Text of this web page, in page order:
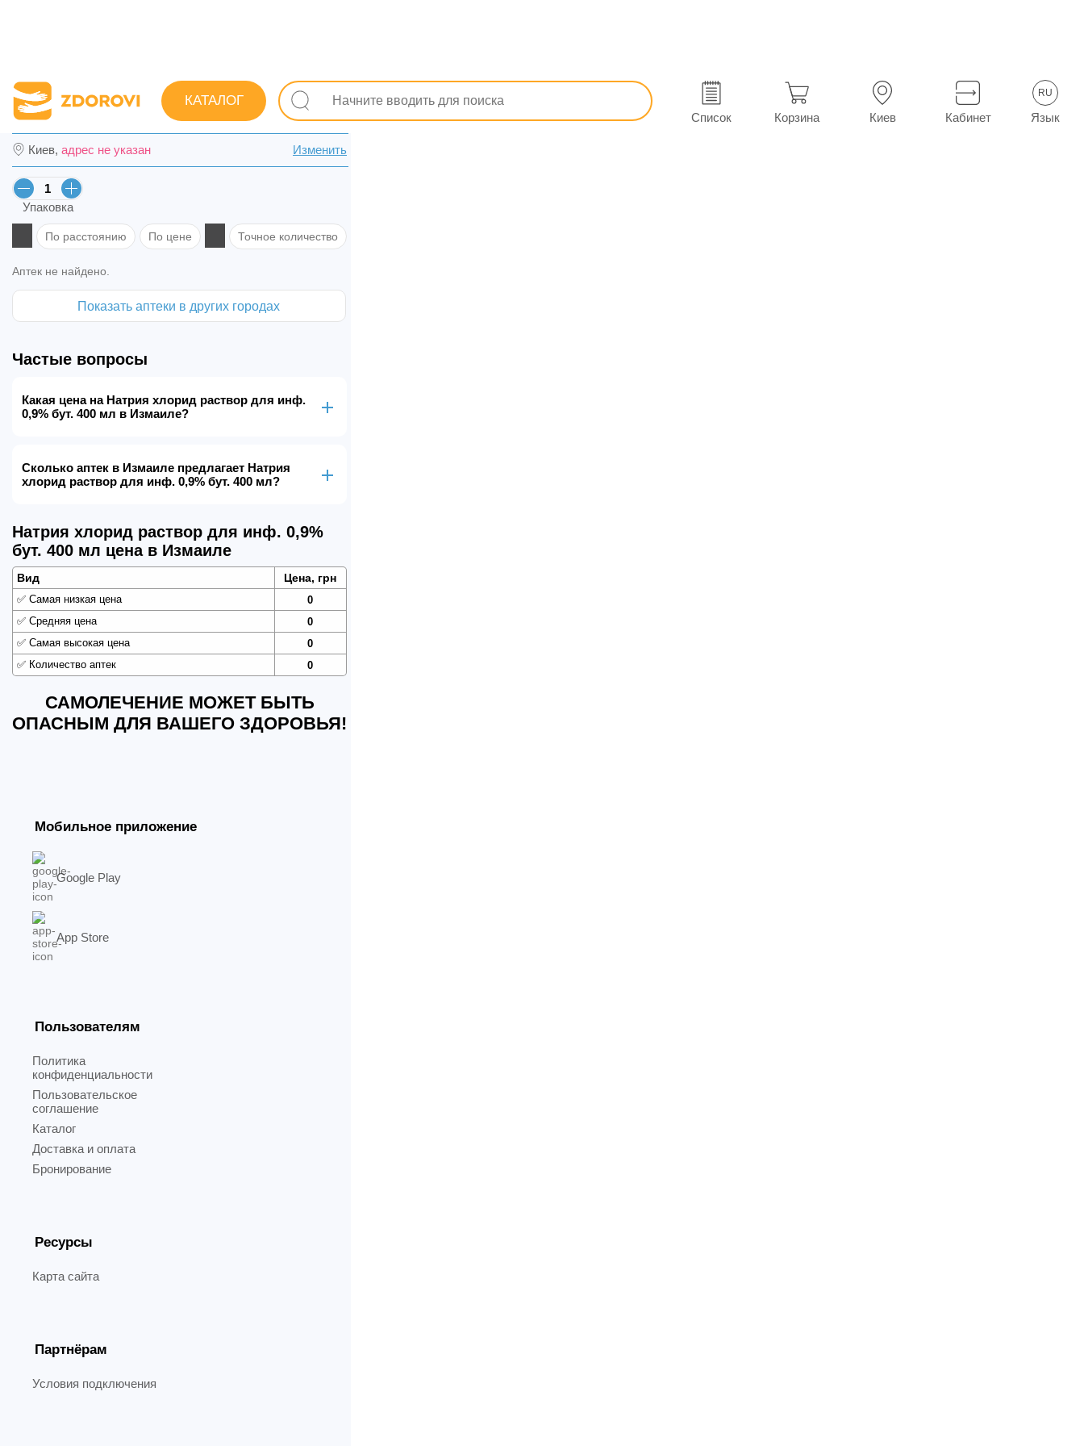
КАТАЛОГ
Список Корзина Киев Кабинет
RU
Язык
Поиск лекарств Лекарства Кровеносная система Плазмозаменяющие растворы Натрия хлорид раствор для инф. 0,9% бут. 400 мл
Натрия хлорид раствор для инф. 0,9% бут. 400 мл в Измаиле
Киев, адрес не указан Изменить
Упаковка
По расстоянию По цене Точное количество
Аптек не найдено.
Показать аптеки в других городах
Частые вопросы
Какая цена на Натрия хлорид раствор для инф.
0,9% бут. 400 мл в Измаиле?
Сколько аптек в Измаиле предлагает Натрия
хлорид раствор для инф. 0,9% бут. 400 мл?
Натрия хлорид раствор для инф. 0,9%
бут. 400 мл цена в Измаиле
Вид Цена, грн
✅ Самая низкая цена
0
✅ Средняя цена
0
✅ Самая высокая цена
0
✅ Количество аптек 0
САМОЛЕЧЕНИЕ МОЖЕТ БЫТЬ
ОПАСНЫМ ДЛЯ ВАШЕГО ЗДОРОВЬЯ!
Мобильное приложение
Google Play
App Store
Пользователям
Политика
конфиденциальности
Пользовательское
соглашение
Каталог
Доставка и оплата
Бронирование
Ресурсы
Карта сайта
Партнёрам
Условия подключения